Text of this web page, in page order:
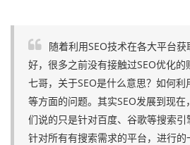
随着利用SEO技术在各大平台
好，很多之前没有接触过SEO优化
七哥，关于SEO是什么意思？如何利
等方面的问题。其实SEO发展到现
们说的只是针对百度、谷歌等搜索
针对所有有搜索需求的平台，进行